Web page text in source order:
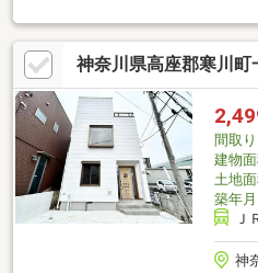
重なお時間の中で、ご希望の情報
合に合わせて、 短時間のご案内も
のご案内も可♪ ご都合に合わせたご紹介をしま
要時間や内容は、下記をご参考く
（30分～） 〇資金計画のご相談（
分～） 〇周辺環境のご紹介（60分～） ご来場の際は、事前
約をお願いします♪
神奈川県高座郡寒川町
間取り
建物
土地
築年月
神